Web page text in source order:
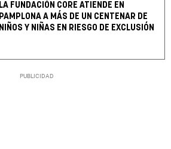
LA FUNDACIÓN CORE ATIENDE EN
PAMPLONA A MÁS DE UN CENTENAR DE
NIÑOS Y NIÑAS EN RIESGO DE EXCLUSIÓN